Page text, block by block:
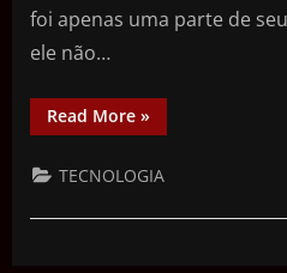
foi apenas uma parte de
ele não…
Read More »
TECNOLOGIA